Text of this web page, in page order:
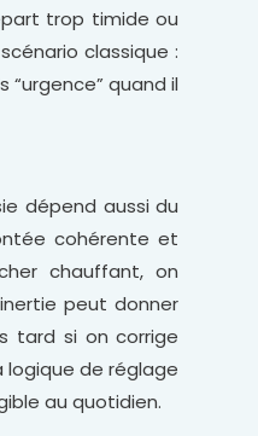
trop timide ou
classique :
quand il
dépend aussi du
cohérente et
chauffant, on
peut donner
tard si on corrige
de réglage
au quotidien.